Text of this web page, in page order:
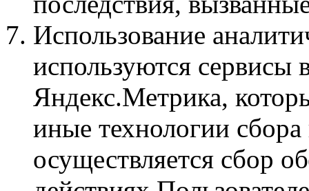
Использование
используются сервисы
Яндекс.Метрика,
иные технологии
осуществляется сбор